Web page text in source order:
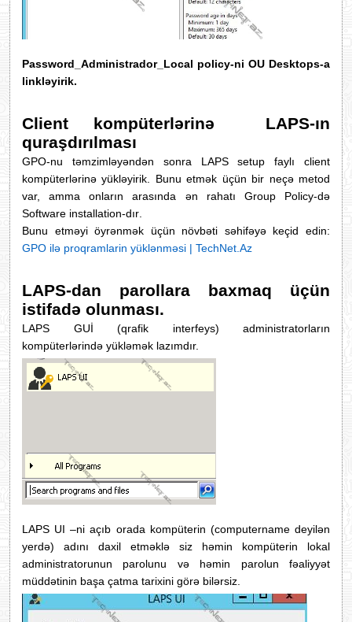
Password_Administrador_Local policy-ni OU Desktops-a
linkləyirik.
Client kompüterlərinə LAPS-ın
quraşdırılması
GPO-nu təmzimləyəndən sonra LAPS setup faylı client
kompüterlərinə yükləyirik. Bunu etmək üçün bir neçə metod
var, amma onların arasında ən rahatı Group Policy-də
Software installation-dır
Bunu etməyi öyrənmək üçün növbəti səhifəyə keçid edin:
GPO ilə proqramlarin yüklənməsi | TechNet.Az
LAPS-dan parollara baxmaq üçün
istifadə olunması.
LAPS GUİ (qrafik interfeys) administratorların
kompüterlərində yükləmək lazımdır.
LAPS UI –ni açıb orada kompüterin (computername deyilən
yerdə) adını daxil etməklə siz həmin kompüterin lokal
administratorunun parolunu və həmin parolun fəaliyyət
müddətinin başa çatma tarixini görə bilərsiz.